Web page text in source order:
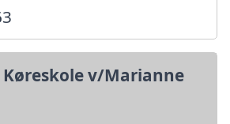
Køreskole v/Marianne